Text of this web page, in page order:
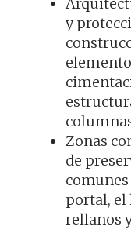
y
Zonas
de
portal, el
rellanos